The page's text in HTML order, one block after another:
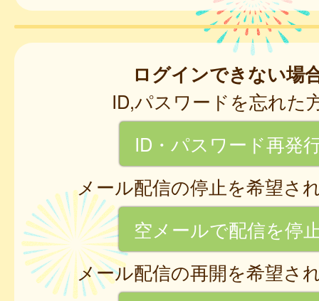
ログインできない場
ID,パスワードを忘れた
ID・パスワード再発
メール配信の停止を希望さ
空メールで配信を停
メール配信の再開を希望さ